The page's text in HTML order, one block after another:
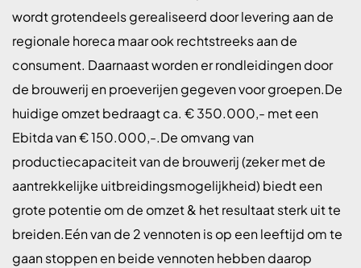
wordt grotendeels gerealiseerd door levering aan de
regionale horeca maar ook rechtstreeks aan de
consument. Daarnaast worden er rondleidingen door
de brouwerij en proeverijen gegeven voor groepen.De
huidige omzet bedraagt ca. € 350.000,- met een
Ebitda van € 150.000,-.De omvang van
productiecapaciteit van de brouwerij (zeker met de
aantrekkelijke uitbreidingsmogelijkheid) biedt een
grote potentie om de omzet & het resultaat sterk uit te
breiden.Eén van de 2 vennoten is op een leeftijd om te
gaan stoppen en beide vennoten hebben daarop